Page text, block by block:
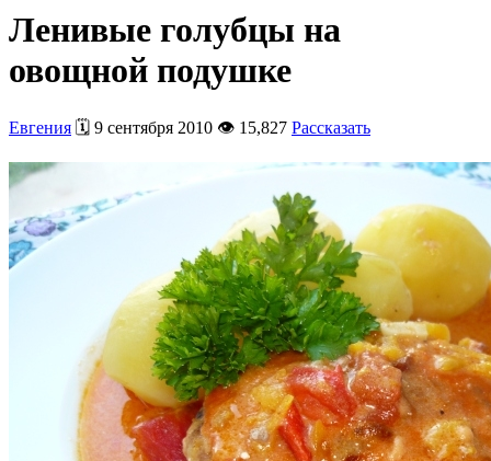
Ленивые голубцы на
овощной подушке
Евгения 🗓️ 9 сентября 2010 👁️ 15,827 Рассказать